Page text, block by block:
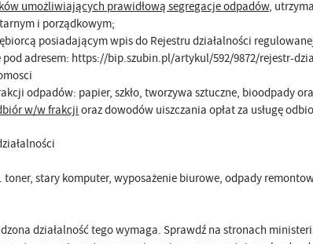
umożliwiających prawidłową segregacje odpadów,
i porządkowym;
posiadającym wpis do Rejestru działalności
pod adresem: https://bip.szubin.pl/artykul/592/9872/rejestr-
odpadów: papier, szkło, tworzywa sztuczne, bioodpady
w/w frakcji oraz dowodów uiszczania opłat za usługę
stary komputer, wyposażenie biurowe, odpady
działalność tego wymaga. Sprawdź na stronach